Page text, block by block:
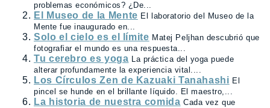
problemas económicos? ¿De...
El Museo de la Mente El laboratorio del Museo de la
Mente fue inaugurado en...
Solo el cielo es el límite Matej Peljhan descubrió que
fotografiar el mundo es una respuesta...
Tu cerebro es yoga La práctica del yoga puede
alterar profundamente la experiencia vital....
Los Círculos Zen de Kazuaki Tanahashi El
pincel se hunde en el brillante líquido. El maestro,...
La historia de nuestra comida Cada vez que